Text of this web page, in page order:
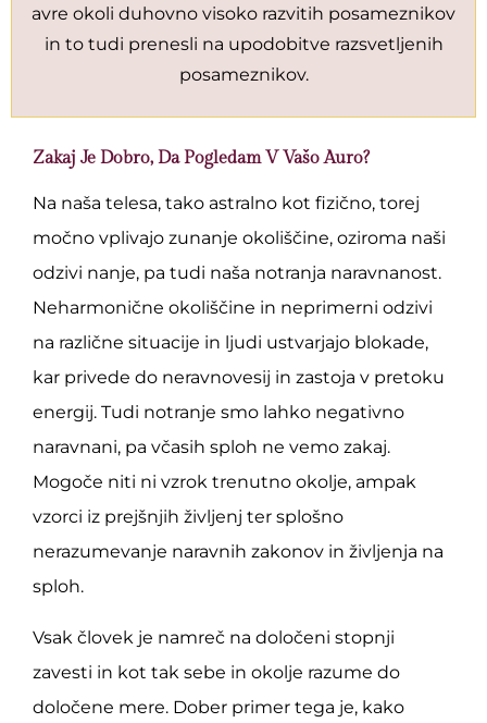
avre okoli duhovno visoko razvitih posameznikov
in to tudi prenesli na upodobitve razsvetljenih
posameznikov.
Zakaj Je Dobro, Da Pogledam V Vašo Auro?
Na naša telesa, tako astralno kot fizično, torej
močno vplivajo zunanje okoliščine, oziroma naši
odzivi nanje, pa tudi naša notranja naravnanost.
Neharmonične okoliščine in neprimerni odzivi
na različne situacije in ljudi ustvarjajo blokade,
kar privede do neravnovesij in zastoja v pretoku
energij. Tudi notranje smo lahko negativno
naravnani, pa včasih sploh ne vemo zakaj.
Mogoče niti ni vzrok trenutno okolje, ampak
vzorci iz prejšnjih življenj ter splošno
nerazumevanje naravnih zakonov in življenja na
sploh.
Vsak človek je namreč na določeni stopnji
zavesti in kot tak sebe in okolje razume do
določene mere. Dober primer tega je, kako